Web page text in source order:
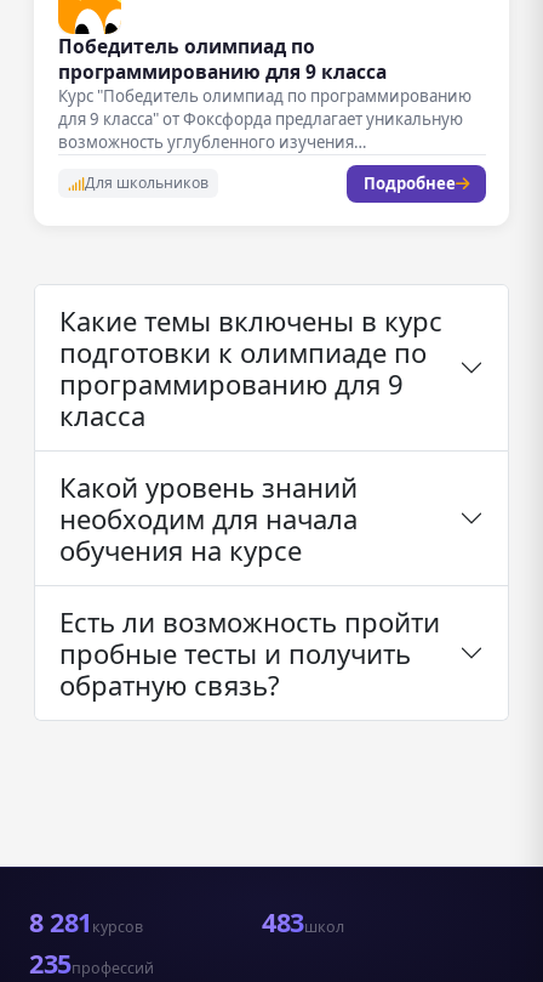
Победитель олимпиад по
программированию для 9 класса
Курс "Победитель олимпиад по программированию
для 9 класса" от Фоксфорда предлагает уникальную
возможность углубленного изучения
программирования. Занятия проходят…
Для школьников Подробнее
Какие темы включены в курс
подготовки к олимпиаде по
программированию для 9
класса
Какой уровень знаний
необходим для начала
обучения на курсе
Есть ли возможность пройти
пробные тесты и получить
обратную связь?
8 281 курсов 483школ
235профессий